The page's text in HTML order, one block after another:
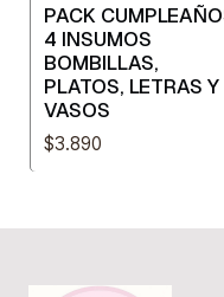
PACK
4 INSUMOS
BOMBILLAS,
PLATOS, LETRAS Y
VASOS
$3.890